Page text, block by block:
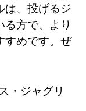
は、投げるジ
る方で、より
すめです。ぜ
・ジャグリ